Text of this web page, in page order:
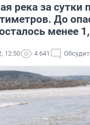
река за сутки
До
менее
12:50 4 641